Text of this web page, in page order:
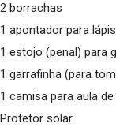
2 borrachas
1 apontador para lápis
1 estojo (penal) para
1 garrafinha (para
1 camisa para aula
Protetor solar